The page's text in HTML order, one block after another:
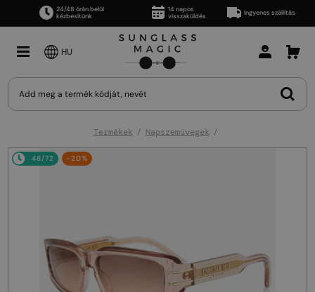
24/48 órán belül
kézbesítünk
14 napos
visszaküldés
Ingyenes szállítás
HU
Termékek Napszemüvegek
48/72 -20%